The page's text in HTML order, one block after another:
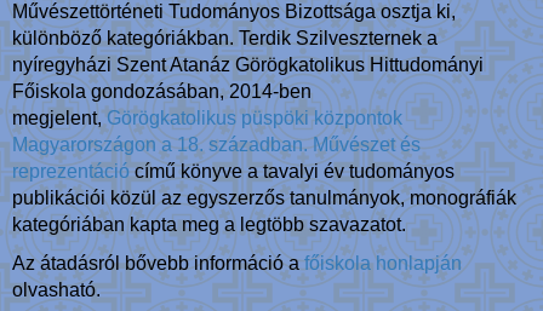
Művészettörténeti Tudományos Bizottsága osztja ki,
különböző kategóriákban. Terdik Szilveszternek a
nyíregyházi Szent Atanáz Görögkatolikus Hittudományi
Főiskola gondozásában, 2014-ben
megjelent,Görögkatolikus püspöki központok
Magyarországon a 18. században. Művészet és
reprezentációcímű könyve a tavalyi év tudományos
publikációi közül az egyszerzős tanulmányok, monográfiák
kategóriában kapta meg a legtöbb szavazatot.
Az átadásról bővebb információ afőiskola honlapján
olvasható.